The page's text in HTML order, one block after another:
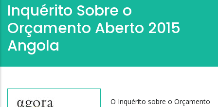
Inquérito Sobre o
Orçamento Aberto 2015
Angola
O Inquérito sobre o Orçamento